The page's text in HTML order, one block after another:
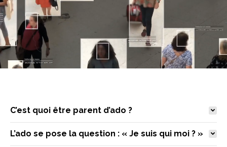
C’est quoi être parent d’ado ?
L’ado se pose la question : « Je suis qui moi ? »